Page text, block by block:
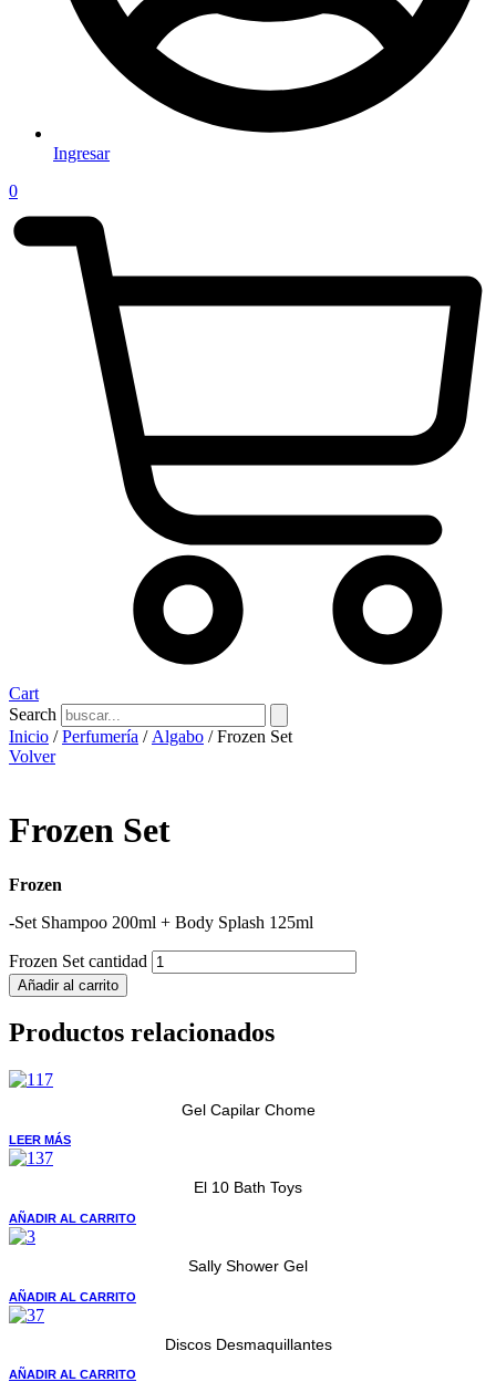
Ingresar
0
Cart
Search
Inicio /Perfumería / Algabo / Frozen Set
Volver
Frozen Set
Frozen
-Set Shampoo 200ml + Body Splash 125ml
Frozen Set cantidad
Añadir al carrito
Productos relacionados
Gel Capilar Chome
LEER MÁS
El 10 Bath Toys
AÑADIR AL CARRITO
Sally Shower Gel
AÑADIR AL CARRITO
Discos Desmaquillantes
AÑADIR AL CARRITO